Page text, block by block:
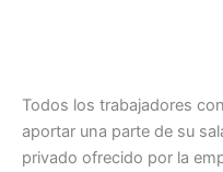
Todos los trabajadores
aportar una parte de su
privado ofrecido por la